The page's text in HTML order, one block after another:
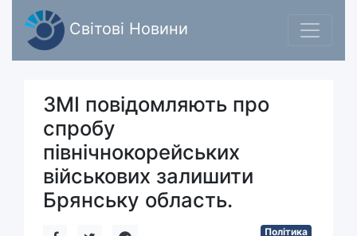
Світові Новини
ЗМІ повідомляють про
спробу
північнокорейських
військових залишити
Брянську область.
Політика